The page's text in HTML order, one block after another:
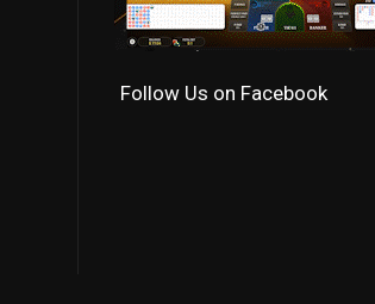
Follow Us on Facebook